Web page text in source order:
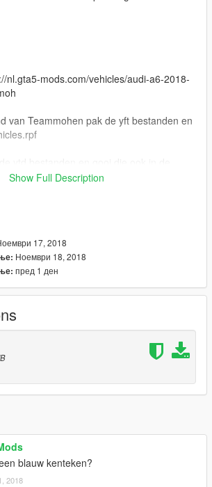
nl.gta5-mods.com/vehicles/audi-a6-2018-
van Teammohen pak de yft bestanden en
van stap 2 doe je de ELS files (XML
pack_default !! IN JE STANDAARD GTA
Show Full Description
17, 2018
Ноември 18, 2018
пред 1 ден
blauw kenteken?
2018